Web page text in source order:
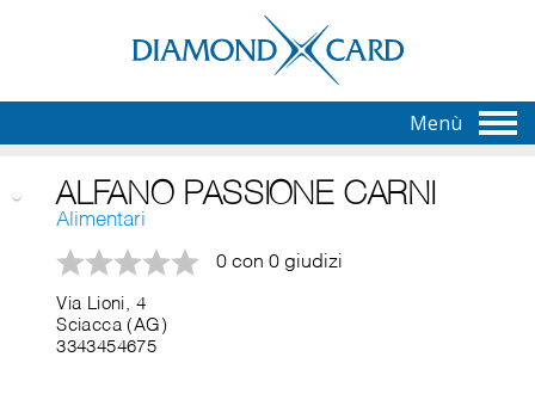
Menù
ALFANO PASSIONE CARNI
Alimentari
0 con 0 giudizi
Via Lioni, 4
Sciacca (AG)
3343454675